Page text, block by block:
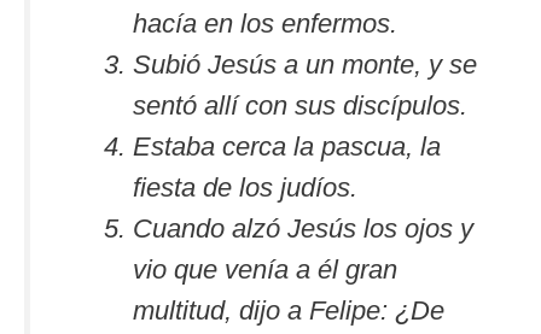
hacía en los enfermos.
Subió Jesús a un monte, y se
sentó allí con sus discípulos.
Estaba cerca la pascua, la
fiesta de los judíos.
Cuando alzó Jesús los ojos y
vio que venía a él gran
multitud, dijo a Felipe: ¿De